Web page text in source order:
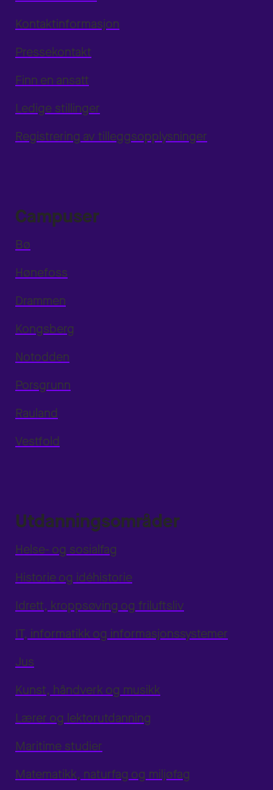
Kontaktinformasjon
Pressekontakt
Finn en ansatt
Ledige stillinger
Registrering av tilleggsopplysninger
Campuser
Bø
Hønefoss
Drammen
Kongsberg
Notodden
Porsgrunn
Rauland
Vestfold
Utdanningsområder
Helse- og sosialfag
Historie og idéhistorie
Idrett, kroppsøving og friluftsliv
IT, informatikk og informasjonssystemer
Jus
Kunst, håndverk og musikk
Lærer og lektorutdanning
Maritime studier
Matematikk, naturfag og miljøfag